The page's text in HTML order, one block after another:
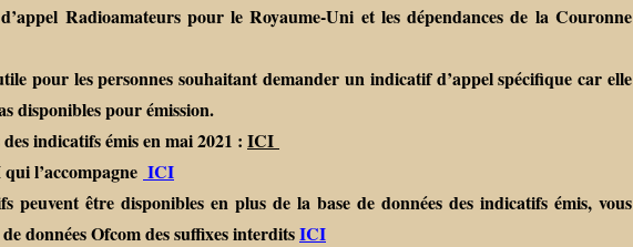
Radioamateurs pour le Royaume-Uni et les dépendances de la Couronne
pour les personnes souhaitant demander un indicatif d’appel spécifique car elle
disponibles pour émission.
indicatifs émis en mai 2021 : ICI
l’accompagne ICI
peuvent être disponibles en plus de la base de données des indicatifs émis, vous
données Ofcom des suffixes interditsICI